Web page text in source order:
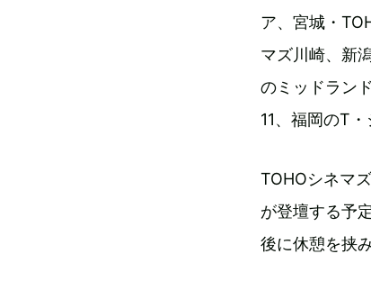
ア、宮城・
マズ川崎、新
のミッドラン
11、福岡のT
TOHOシネマ
が登壇する予
後に休憩を挟